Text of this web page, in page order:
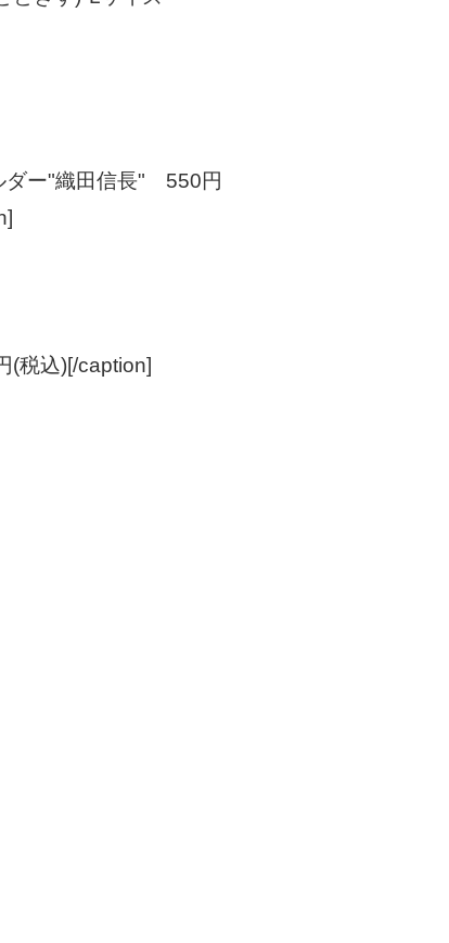
ダー"織田信長" 550円
税込)[/caption]